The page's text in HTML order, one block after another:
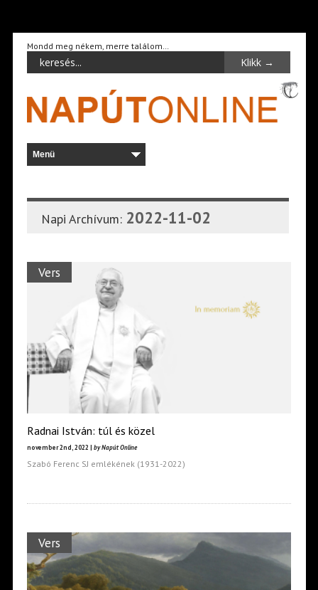
Mondd meg nékem, merre találom…
Napi Archívum: 2022-11-02
Vers
Radnai István: túl és közel
november 2nd, 2022 | by Napút Online
Szabó Ferenc SJ emlékének (1931-2022)
Vers